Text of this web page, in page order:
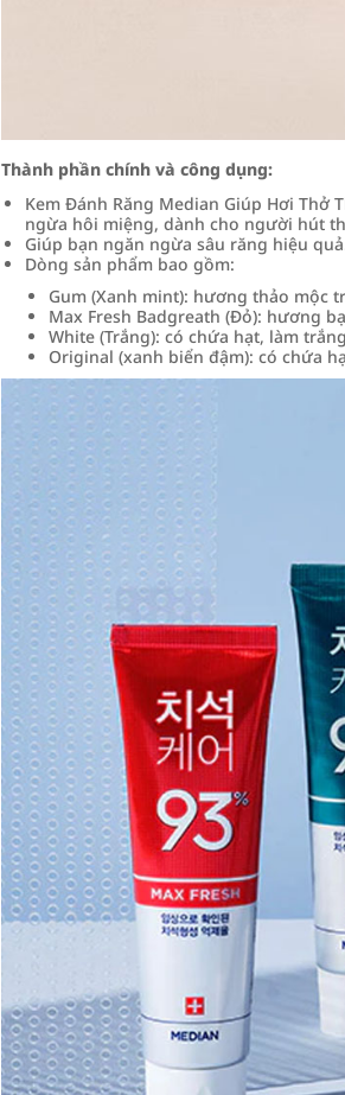
Thành phần chính và công dụng:
Kem Đánh Răng Median Giúp Hơi Thở
ngừa hôi miệng, dành cho người hút
Giúp bạn ngăn ngừa sâu răng hiệu
Dòng sản phẩm bao gồm:
Gum (Xanh mint): hương thảo mộc
Max Fresh Badgreath (Đỏ): hương
White (Trắng): có chứa hạt, làm
Original (xanh biển đậm): có chứa